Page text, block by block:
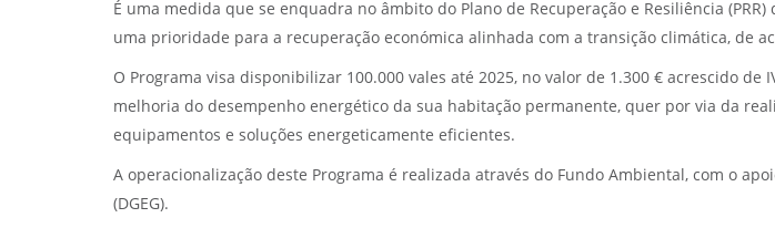
É uma medida que se enquadra no âmbito do Plano de Recuperação e Resiliência
uma prioridade para a recuperação económica alinhada com a transição climática, de
O Programa visa disponibilizar 100.000 vales até 2025, no valor de 1.300 € acrescido
melhoria do desempenho energético da sua habitação permanente, quer por via da
equipamentos e soluções energeticamente eficientes.
A operacionalização deste Programa é realizada através do Fundo Ambiental, com o
(DGEG).